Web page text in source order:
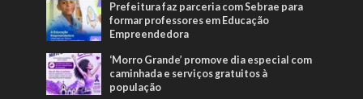
Prefeitura faz parceria com Sebrae para
formar professores em Educação
Empreendedora
‘Morro Grande’ promove dia especial com
caminhada e serviços gratuitos à
população